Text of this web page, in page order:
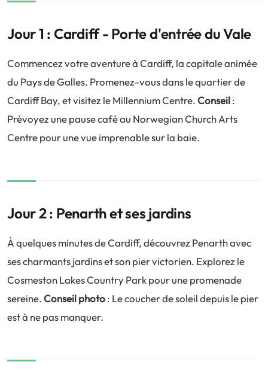
Jour 1 : Cardiff - Porte d'entrée du Vale
Commencez votre aventure à Cardiff, la capitale animée
du Pays de Galles. Promenez-vous dans le quartier de
Cardiff Bay, et visitez le Millennium Centre.Conseil:
Prévoyez une pause café au Norwegian Church Arts
Centre pour une vue imprenable sur la baie.
Jour 2 : Penarth et ses jardins
À quelques minutes de Cardiff, découvrez Penarth avec
ses charmants jardins et son pier victorien. Explorez le
Cosmeston Lakes Country Park pour une promenade
sereine.Conseil photo: Le coucher de soleil depuis le pier
est à ne pas manquer.